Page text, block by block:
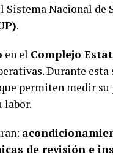
Nacional de
.
en el Complejo
Durante
que permiten medir su
labor.
de revisión e